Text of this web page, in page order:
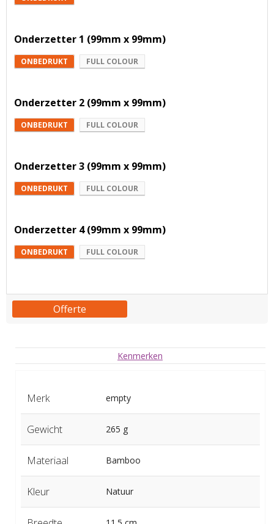
Onderzetter 1 (99mm x 99mm)
ONBEDRUKT FULL COLOUR
Onderzetter 2 (99mm x 99mm)
ONBEDRUKT FULL COLOUR
Onderzetter 3 (99mm x 99mm)
ONBEDRUKT FULL COLOUR
Onderzetter 4 (99mm x 99mm)
ONBEDRUKT FULL COLOUR
Offerte
Kenmerken
Merk empty
Gewicht 265 g
Materiaal Bamboo
Kleur Natuur